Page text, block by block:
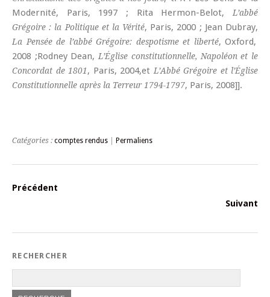
Modernité, Paris, 1997 ; Rita Hermon-Belot, L’abbé
Grégoire : la Politique et la Vérité, Paris, 2000 ; Jean Dubray,
La Pensée de l’abbé Grégoire: despotisme et liberté, Oxford,
2008 ;Rodney Dean,L’Église constitutionnelle, Napoléon et le
Concordat de 1801, Paris, 2004,et L’Abbé Grégoire et l’Église
Constitutionnelle après la Terreur 1794-1797, Paris, 2008]].
Catégories : comptes rendus Permaliens
Précédent
Suivant
RECHERCHER